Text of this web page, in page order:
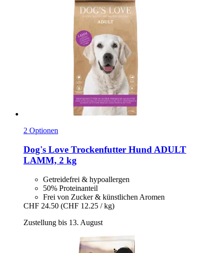
2 Optionen
Dog's Love Trockenfutter Hund ADULT
LAMM, 2 kg
Getreidefrei & hypoallergen
50% Proteinanteil
Frei von Zucker & künstlichen Aromen
CHF 24.50 (CHF 12.25 / kg)
Zustellung bis 13. August